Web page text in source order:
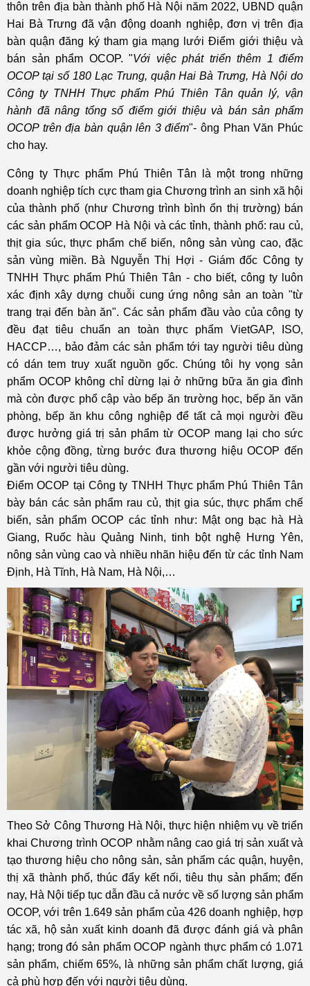
thôn trên địa bàn thành phố Hà Nội năm 2022, UBND quận
Hai Bà Trưng đã vận động doanh nghiệp, đơn vị trên địa
bàn quận đăng ký tham gia mạng lưới Điểm giới thiệu và
bán sản phẩm OCOP. "Với việc phát triển thêm 1 điểm
OCOP tại số 180 Lạc Trung, quận Hai Bà Trưng, Hà Nội do
Công ty TNHH Thực phẩm Phú Thiên Tân quản lý, vận
hành đã nâng tổng số điểm giới thiệu và bán sản phẩm
OCOP trên địa bàn quận lên 3 điểm"- ông Phan Văn Phúc
cho hay.
Công ty Thực phẩm Phú Thiên Tân là một trong những
doanh nghiệp tích cực tham gia Chương trình an sinh xã hội
của thành phố (như Chương trình bình ổn thị trường) bán
các sản phẩm OCOP Hà Nội và các tỉnh, thành phố: rau củ,
thịt gia súc, thực phẩm chế biến, nông sản vùng cao, đặc
sản vùng miền. Bà Nguyễn Thị Hợi - Giám đốc Công ty
TNHH Thực phẩm Phú Thiên Tân - cho biết, công ty luôn
xác định xây dựng chuỗi cung ứng nông sản an toàn "từ
trang trại đến bàn ăn". Các sản phẩm đầu vào của công ty
đều đạt tiêu chuẩn an toàn thực phẩm VietGAP, ISO,
HACCP…, bảo đảm các sản phẩm tới tay người tiêu dùng
có dán tem truy xuất nguồn gốc. Chúng tôi hy vọng sản
phẩm OCOP không chỉ dừng lại ở những bữa ăn gia đình
mà còn được phổ cập vào bếp ăn trường học, bếp ăn văn
phòng, bếp ăn khu công nghiệp để tất cả mọi người đều
được hưởng giá trị sản phẩm từ OCOP mang lại cho sức
khỏe cộng đồng, từng bước đưa thương hiệu OCOP đến
gần với người tiêu dùng.
Điểm OCOP tại Công ty TNHH Thực phẩm Phú Thiên Tân
bày bán các sản phẩm rau củ, thịt gia súc, thực phẩm chế
biến, sản phẩm OCOP các tỉnh như: Mật ong bạc hà Hà
Giang, Ruốc hàu Quảng Ninh, tinh bột nghệ Hưng Yên,
nông sản vùng cao và nhiều nhãn hiệu đến từ các tỉnh Nam
Định, Hà Tĩnh, Hà Nam, Hà Nội,…
Theo Sở Công Thương Hà Nội, thực hiện nhiệm vụ về triển
khai Chương trình OCOP nhằm nâng cao giá trị sản xuất và
tạo thương hiệu cho nông sản, sản phẩm các quận, huyện,
thị xã thành phố, thúc đẩy kết nối, tiêu thụ sản phẩm; đến
nay, Hà Nội tiếp tục dẫn đầu cả nước về số lượng sản phẩm
OCOP, với trên 1.649 sản phẩm của 426 doanh nghiệp, hợp
tác xã, hộ sản xuất kinh doanh đã được đánh giá và phân
hạng; trong đó sản phẩm OCOP ngành thực phẩm có 1.071
sản phẩm, chiếm 65%, là những sản phẩm chất lượng, giá
cả phù hợp đến với người tiêu dùng.